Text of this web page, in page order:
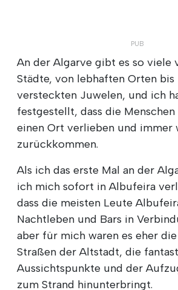
An der Algarve gibt es so viele
Städte, von lebhaften Orten bis
versteckten Juwelen, und ich
festgestellt, dass die
einen Ort verlieben und immer
zurückkommen.
Als ich das erste Mal an der
ich mich sofort in Albufeira
dass die meisten Leute
Nachtleben und Bars in
aber für mich waren es eher
Straßen der Altstadt, die
Aussichtspunkte und der
zum Strand hinunterbringt.